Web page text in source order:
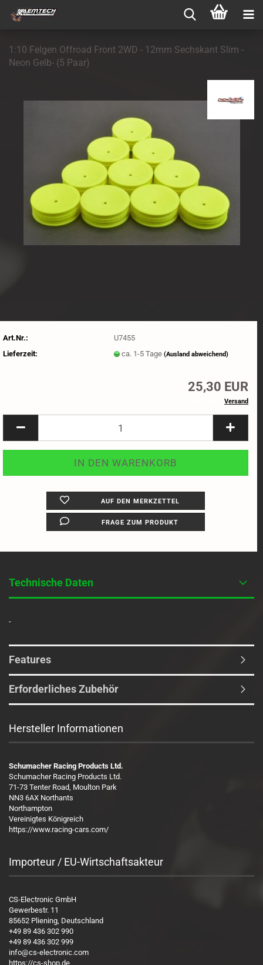
1:10 Felgen Offroad Front 2WD - 12mm Sechskant Slim -
Neon Gelb- (5 Paar)
Art.Nr.:
U7455
Lieferzeit:
ca. 1-5 Tage(Ausland abweichend)
25,30 EUR
Versand
AUF DEN MERKZETTEL
FRAGE ZUM PRODUKT
Technische Daten
-
Features
Erforderliches Zubehör
Hersteller Informationen
Schumacher Racing Products Ltd.
Schumacher Racing Products Ltd.
71-73 Tenter Road, Moulton Park
NN3 6AX Northants
Northampton
Vereinigtes Königreich
https://www.racing-cars.com/
Importeur / EU-Wirtschaftsakteur
CS-Electronic GmbH
Gewerbestr. 11
85652 Pliening, Deutschland
+49 89 436 302 990
+49 89 436 302 999
info@cs-electronic.com
https://cs-shop.de